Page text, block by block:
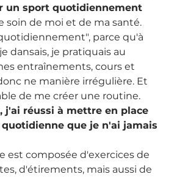
un sport quotidiennement
soin de moi et de ma santé.
parce qu'à
dansais, je pratiquais au
entraînements, cours et
ne manière irrégulière. Et
de me créer une routine.
j'ai réussi à mettre en place
que je n'ai jamais
est composée d'exercices de
d'étirements, mais aussi de